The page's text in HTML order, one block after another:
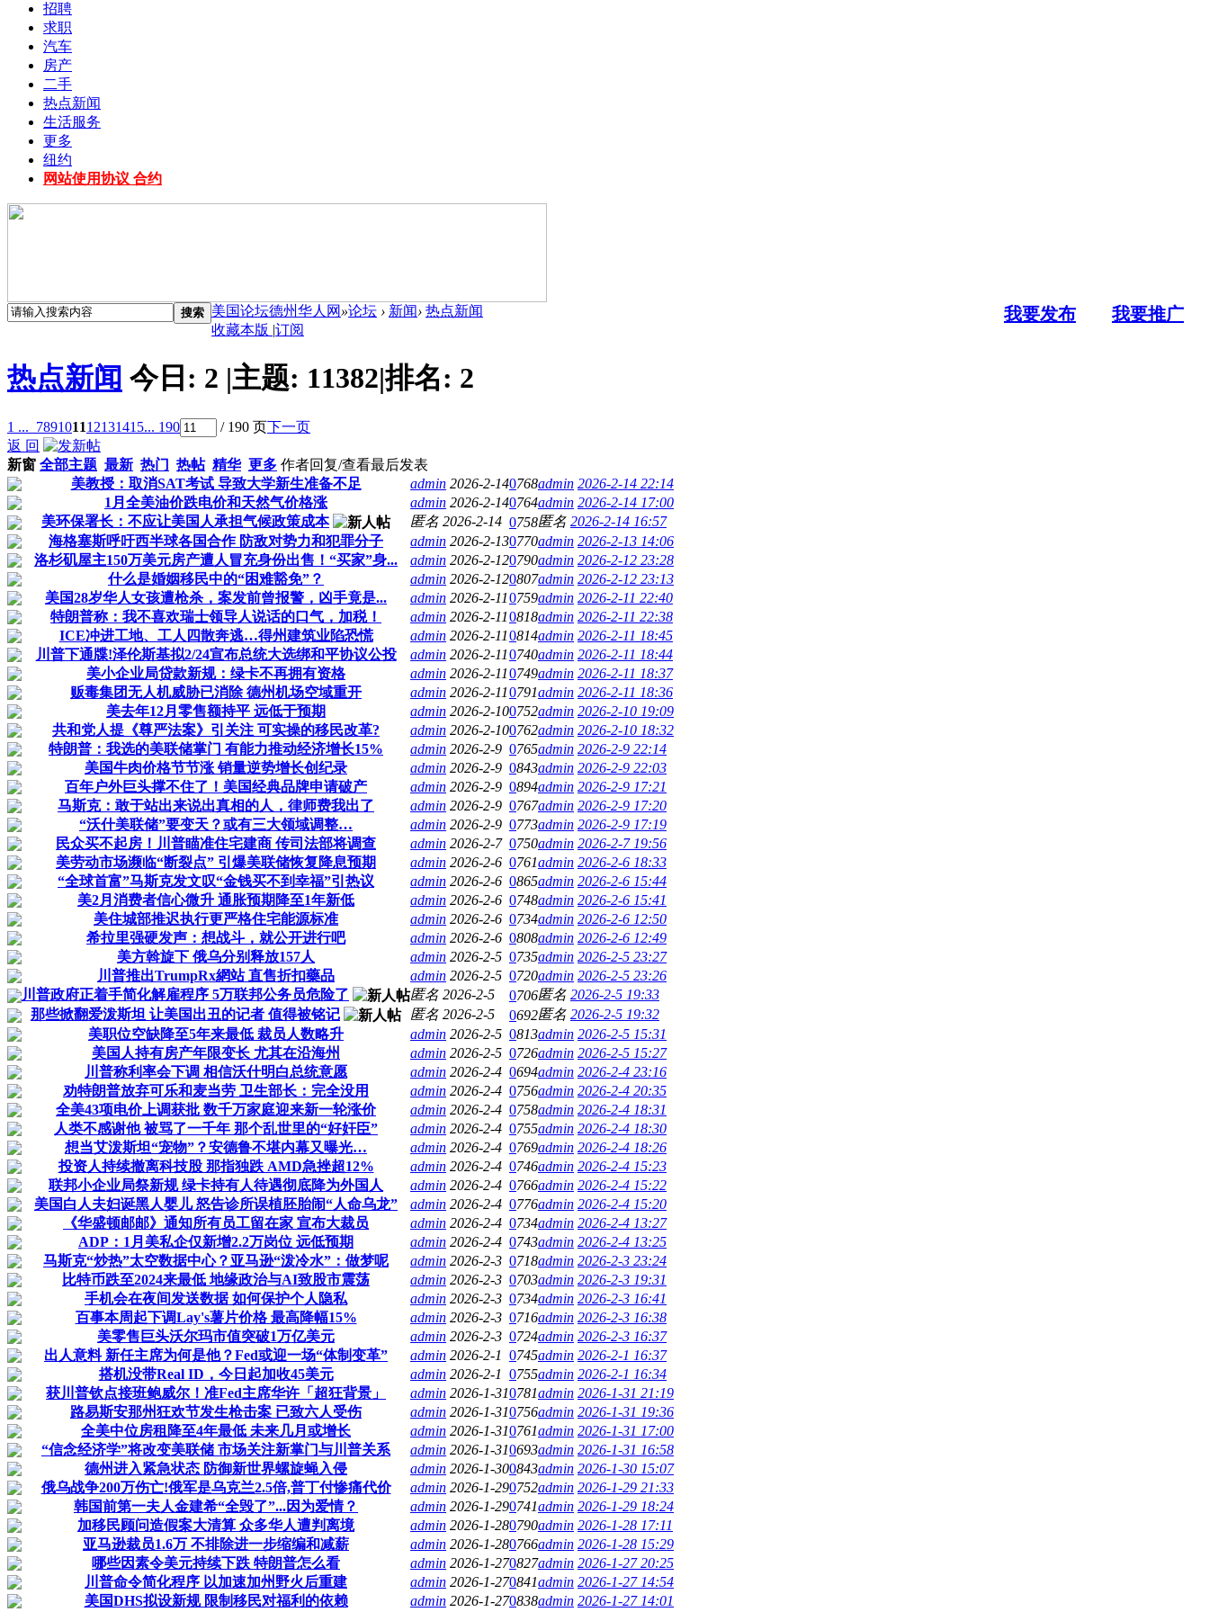
招聘
求职
汽车
房产
二手
热点新闻
生活服务
更多
纽约
网站使用协议 合约
搜索 我要发布 我要推广
美国论坛德州华人网 »论坛 › 新闻› 热点新闻
收藏本版 |订阅
热点新闻 今日: 2 |主题: 11382|排名: 2
1 ... 789101112131415... 190 / 190 页下一页
返 回
新窗 全部主题 最新 热门 热帖 精华 更多 作者回复/查看最后发表
美教授：取消SAT考试 导致大学新生准备不足
admin 2026-2-140768admin 2026-2-14 22:14
1月全美油价跌电价和天然气价格涨
admin 2026-2-140764admin 2026-2-14 17:00
美环保署长：不应让美国人承担气候政策成本
匿名 2026-2-14 0758匿名 2026-2-14 16:57
海格塞斯呼吁西半球各国合作 防敌对势力和犯罪分子
admin 2026-2-130770admin 2026-2-13 14:06
洛杉矶屋主150万美元房产遭人冒充身份出售！“买家”身...
admin 2026-2-120790admin 2026-2-12 23:28
什么是婚姻移民中的“困难豁免”？
admin 2026-2-120807admin 2026-2-12 23:13
美国28岁华人女孩遭枪杀，案发前曾报警，凶手竟是...
admin 2026-2-110759admin 2026-2-11 22:40
特朗普称：我不喜欢瑞士领导人说话的口气，加税！
admin 2026-2-110818admin 2026-2-11 22:38
ICE冲进工地、工人四散奔逃…得州建筑业陷恐慌
admin 2026-2-110814admin 2026-2-11 18:45
川普下通牒!泽伦斯基拟2/24宣布总统大选绑和平协议公投
admin 2026-2-110740admin 2026-2-11 18:44
美小企业局贷款新规：绿卡不再拥有资格
admin 2026-2-110749admin 2026-2-11 18:37
贩毒集团无人机威胁已消除 德州机场空域重开
admin 2026-2-110791admin 2026-2-11 18:36
美去年12月零售额持平 远低于预期
admin 2026-2-100752admin 2026-2-10 19:09
共和党人提《尊严法案》引关注 可实操的移民改革?
admin 2026-2-100762admin 2026-2-10 18:32
特朗普：我选的美联储掌门 有能力推动经济增长15%
admin 2026-2-9 0765admin 2026-2-9 22:14
美国牛肉价格节节涨 销量逆势增长创纪录
admin 2026-2-9 0843admin 2026-2-9 22:03
百年户外巨头撑不住了！美国经典品牌申请破产
admin 2026-2-9 0894admin 2026-2-9 17:21
马斯克：敢于站出来说出真相的人，律师费我出了
admin 2026-2-9 0767admin 2026-2-9 17:20
“沃什美联储”要变天？或有三大领域调整…
admin 2026-2-9 0773admin 2026-2-9 17:19
民众买不起房！川普瞄准住宅建商 传司法部将调查
admin 2026-2-7 0750admin 2026-2-7 19:56
美劳动市场濒临“断裂点” 引爆美联储恢复降息预期
admin 2026-2-6 0761admin 2026-2-6 18:33
“全球首富”马斯克发文叹“金钱买不到幸福”引热议
admin 2026-2-6 0865admin 2026-2-6 15:44
美2月消费者信心微升 通胀预期降至1年新低
admin 2026-2-6 0748admin 2026-2-6 15:41
美住城部推迟执行更严格住宅能源标准
admin 2026-2-6 0734admin 2026-2-6 12:50
希拉里强硬发声：想战斗，就公开进行吧
admin 2026-2-6 0808admin 2026-2-6 12:49
美方斡旋下 俄乌分别释放157人
admin 2026-2-5 0735admin 2026-2-5 23:27
川普推出TrumpRx網站 直售折扣藥品
admin 2026-2-5 0720admin 2026-2-5 23:26
川普政府正着手简化解雇程序 5万联邦公务员危险了
匿名 2026-2-5 0706匿名 2026-2-5 19:33
那些掀翻爱泼斯坦 让美国出丑的记者 值得被铭记
匿名 2026-2-5 0692匿名 2026-2-5 19:32
美职位空缺降至5年来最低 裁员人数略升
admin 2026-2-5 0813admin 2026-2-5 15:31
美国人持有房产年限变长 尤其在沿海州
admin 2026-2-5 0726admin 2026-2-5 15:27
川普称利率会下调 相信沃什明白总统意愿
admin 2026-2-4 0694admin 2026-2-4 23:16
劝特朗普放弃可乐和麦当劳 卫生部长：完全没用
admin 2026-2-4 0756admin 2026-2-4 20:35
全美43项电价上调获批 数千万家庭迎来新一轮涨价
admin 2026-2-4 0758admin 2026-2-4 18:31
人类不感谢他 被骂了一千年 那个乱世里的“好奸臣”
admin 2026-2-4 0755admin 2026-2-4 18:30
想当艾泼斯坦“宠物”？安德鲁不堪内幕又曝光…
admin 2026-2-4 0769admin 2026-2-4 18:26
投资人持续撤离科技股 那指独跌 AMD急挫超12%
admin 2026-2-4 0746admin 2026-2-4 15:23
联邦小企业局祭新规 绿卡持有人待遇彻底降为外国人
admin 2026-2-4 0766admin 2026-2-4 15:22
美国白人夫妇诞黑人婴儿 怒告诊所误植胚胎闹“人命乌龙”
admin 2026-2-4 0776admin 2026-2-4 15:20
《华盛顿邮邮》通知所有员工留在家 宣布大裁员
admin 2026-2-4 0734admin 2026-2-4 13:27
ADP：1月美私企仅新增2.2万岗位 远低预期
admin 2026-2-4 0743admin 2026-2-4 13:25
马斯克“炒热”太空数据中心？亚马逊“泼冷水”：做梦呢
admin 2026-2-3 0718admin 2026-2-3 23:24
比特币跌至2024来最低 地缘政治与AI致股市震荡
admin 2026-2-3 0703admin 2026-2-3 19:31
手机会在夜间发送数据 如何保护个人隐私
admin 2026-2-3 0734admin 2026-2-3 16:41
百事本周起下调Lay's薯片价格 最高降幅15%
admin 2026-2-3 0716admin 2026-2-3 16:38
美零售巨头沃尔玛市值突破1万亿美元
admin 2026-2-3 0724admin 2026-2-3 16:37
出人意料 新任主席为何是他？Fed或迎一场“体制变革”
admin 2026-2-1 0745admin 2026-2-1 16:37
搭机没带Real ID，今日起加收45美元
admin 2026-2-1 0755admin 2026-2-1 16:34
获川普钦点接班鲍威尔！准Fed主席华许「超狂背景」
admin 2026-1-310781admin 2026-1-31 21:19
路易斯安那州狂欢节发生枪击案 已致六人受伤
admin 2026-1-310756admin 2026-1-31 19:36
全美中位房租降至4年最低 未来几月或增长
admin 2026-1-310761admin 2026-1-31 17:00
“信念经济学”将改变美联储 市场关注新掌门与川普关系
admin 2026-1-310693admin 2026-1-31 16:58
德州进入紧急状态 防御新世界螺旋蝇入侵
admin 2026-1-300843admin 2026-1-30 15:07
俄乌战争200万伤亡!俄军是乌克兰2.5倍,普丁付惨痛代价
admin 2026-1-290752admin 2026-1-29 21:33
韩国前第一夫人金建希“全毁了”...因为爱情？
admin 2026-1-290741admin 2026-1-29 18:24
加移民顾问造假案大清算 众多华人遭判离境
admin 2026-1-280790admin 2026-1-28 17:11
亚马逊裁员1.6万 不排除进一步缩编和减薪
admin 2026-1-280766admin 2026-1-28 15:29
哪些因素令美元持续下跌 特朗普怎么看
admin 2026-1-270827admin 2026-1-27 20:25
川普命令简化程序 以加速加州野火后重建
admin 2026-1-270841admin 2026-1-27 14:54
美国DHS拟设新规 限制移民对福利的依赖
admin 2026-1-270838admin 2026-1-27 14:01